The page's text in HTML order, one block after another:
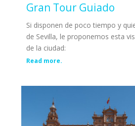
Gran Tour Guiado
Si disponen de poco tiempo y
de Sevilla, le proponemos esta
de la ciudad:
Read more.